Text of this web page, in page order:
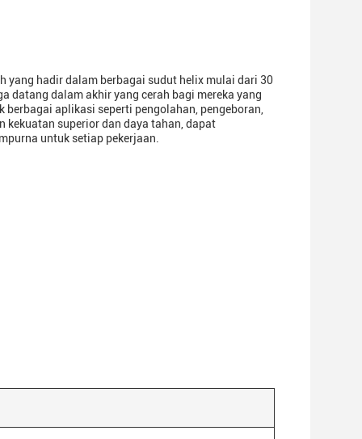
yang hadir dalam berbagai sudut helix mulai dari 30
datang dalam akhir yang cerah bagi mereka yang
aplikasi seperti pengolahan, pengeboran,
kekuatan superior dan daya tahan, dapat
untuk setiap pekerjaan.